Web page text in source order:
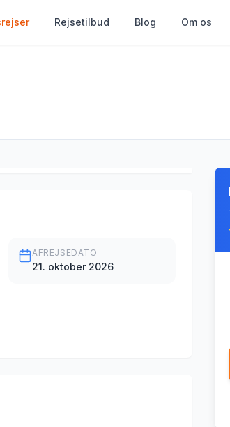
Rejsetilbud Blog Om os
AFREJSEDATO
21. oktober 2026